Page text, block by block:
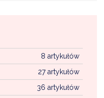
8 artykułów
27 artykułów
36 artykułów